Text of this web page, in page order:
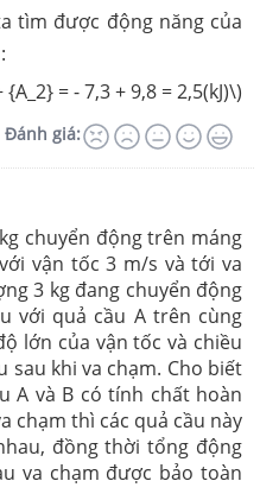
tìm được động năng của
= - 7,3 + 9,8 = 2,5(kJ)\)
Đánh giá:
chuyển động trên máng
vận tốc 3 m/s và tới va
3 kg đang chuyển động
với quả cầu A trên cùng
lớn của vận tốc và chiều
sau khi va chạm. Cho biết
A và B có tính chất hoàn
chạm thì các quả cầu này
đồng thời tổng động
va chạm được bảo toàn